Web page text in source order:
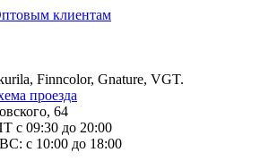
клиентам
Finncolor, Gnature, VGT.
проезда
64
с 09:30 до 20:00
ВС: с 10:00 до 18:00